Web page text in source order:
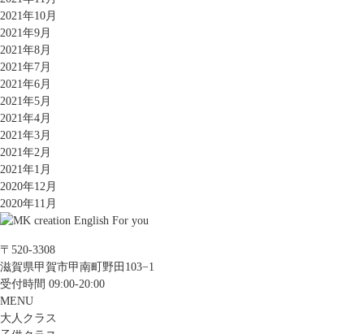
2021年10月
2021年9月
2021年8月
2021年7月
2021年6月
2021年5月
2021年4月
2021年3月
2021年2月
2021年1月
2020年12月
2020年11月
〒520-3308
滋賀県甲賀市甲南町野田103−1
受付時間 09:00-20:00
MENU
大人クラス